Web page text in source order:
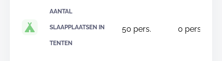
AANTAL
SLAAPPLAATSEN IN
TENTEN
50 pers. 0 pers.